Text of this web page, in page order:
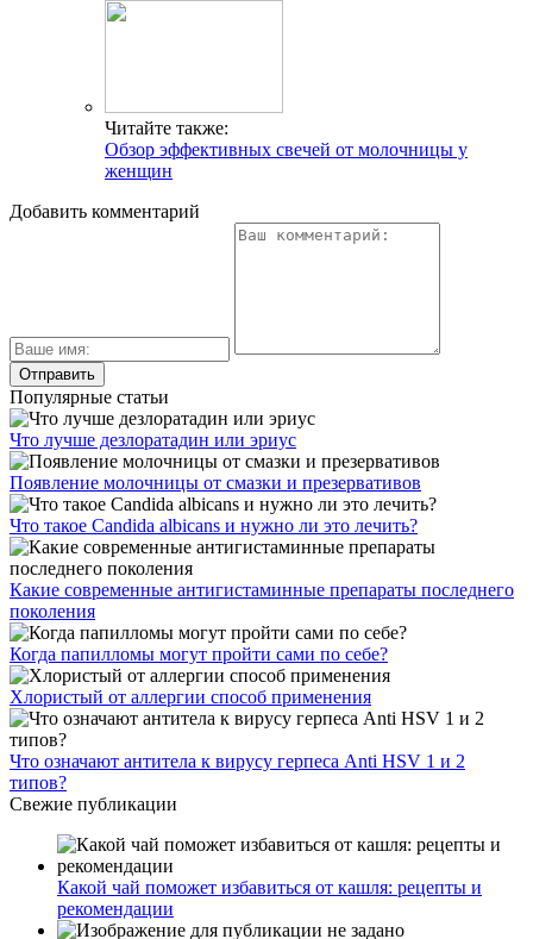
Читайте также:
Обзор эффективных свечей от молочницы у
женщин
Добавить комментарий
Популярные статьи
Что лучше дезлоратадин или эриус
Появление молочницы от смазки и презервативов
Что такое Candida albicans и нужно ли это лечить?
Какие современные антигистаминные препараты последнего
поколения
Когда папилломы могут пройти сами по себе?
Хлористый от аллергии способ применения
Что означают антитела к вирусу герпеса Anti HSV 1 и 2
типов?
Свежие публикации
Какой чай поможет избавиться от кашля: рецепты и
рекомендации